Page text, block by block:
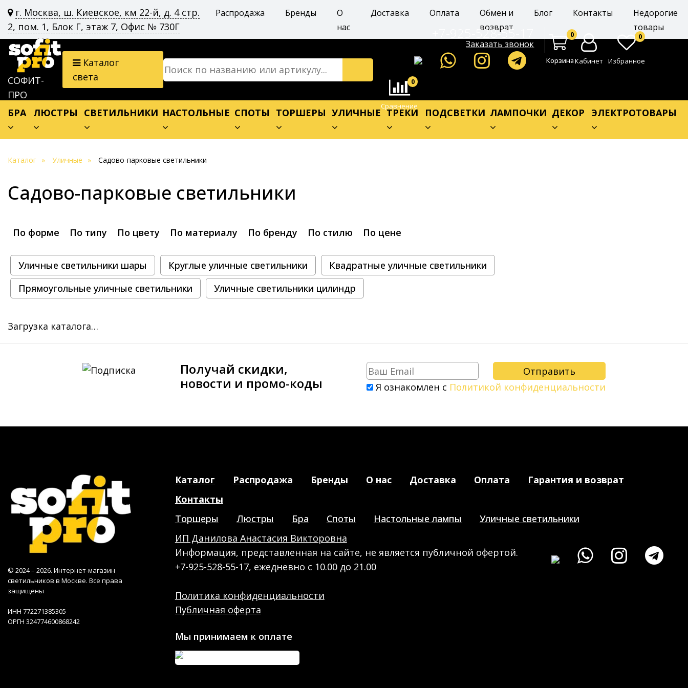
г. Москва, ш. Киевское, км 22-й, д. 4 стр.
2, пом. 1, Блок Г, этаж 7, Офис № 730Г
Распродажа Бренды
О
нас
Доставка Оплата
Обмен и
возврат
Блог Контакты
Недорогие
товары
СОФИТ-
ПРО
Каталог
света
+7-925-528-55-17
Заказать звонок
0
КорзинаКабинет
0
Избранное
0
Сравнение
БРА ЛЮСТРЫ СВЕТИЛЬНИКИ НАСТОЛЬНЫЕ СПОТЫ ТОРШЕРЫ УЛИЧНЫЕ ТРЕКИ ПОДСВЕТКИ ЛАМПОЧКИ ДЕКОР ЭЛЕКТРОТОВАРЫ
Каталог Уличные Садово-парковые светильники
Садово-парковые светильники
По форме По типу По цвету По материалу По бренду По стилю По цене
Уличные светильники шары Круглые уличные светильники
Квадратные уличные светильники
Прямоугольные уличные светильники
Уличные светильники цилиндр
Загрузка каталога…
Получай скидки,
новости и промо-коды
Я ознакомлен с Политикой конфиденциальности
© 2024 – 2026. Интернет-магазин
светильников в Москве. Все права
защищены
ИНН 772271385305
ОРГН 324774600868242
Каталог Распродажа Бренды О нас Доставка Оплата
Гарантия и возврат
Контакты
Торшеры
Люстры Бра Споты Настольные лампы
Уличные светильники
ИП Данилова Анастасия Викторовна
Информация, представленная на сайте, не является публичной офертой.
+7-925-528-55-17, ежедневно с 10.00 до 21.00
Политика конфиденциальности
Публичная оферта
Мы принимаем к оплате